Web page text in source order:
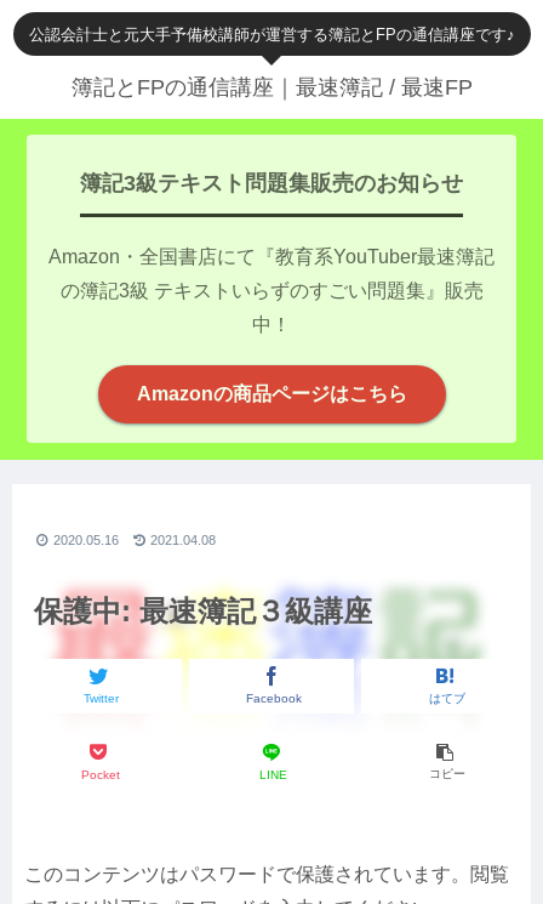
公認会計士と元大手予備校講師が運営する簿記とFPの通信講座です♪
簿記とFPの通信講座｜最速簿記 / 最速FP
簿記3級テキスト問題集販売のお知らせ
Amazon・全国書店にて『教育系YouTuber最速簿記
の簿記3級 テキストいらずのすごい問題集』販売
中！
Amazonの商品ページはこちら
保護中: 最速簿記３級講座
Twitter Facebook はてブ
Pocket LINE コピー
2021.04.08
2020.05.16
このコンテンツはパスワードで保護されています。閲覧